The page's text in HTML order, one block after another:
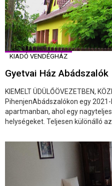
KIADÓ VENDÉGHÁZ
Gyetvai Ház Abádszalók
KIEMELT ÜDÜLŐÖVEZETBEN,
PihenjenAbádszalókon egy
apartmanban, ahol egy
helységeket. Teljesen különálló az